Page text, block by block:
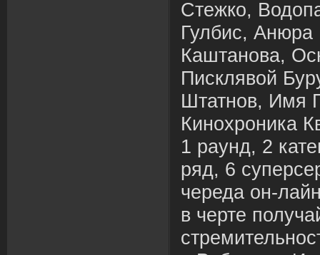
Стежко,
Гулбис,
Каштанова,
Писклявой
Штатнов, Имя
Кинохроника
1 раунд, 2
ряд, 6
череда он-
в черте